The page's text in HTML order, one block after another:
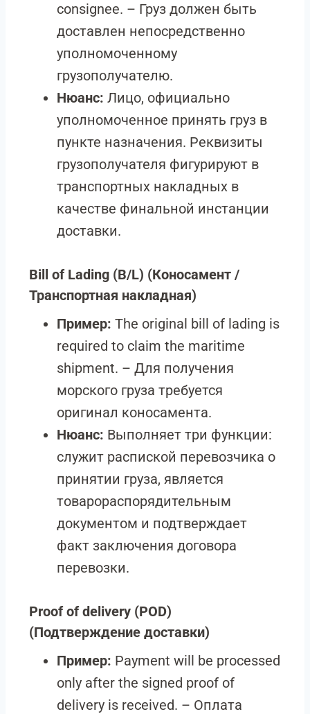
consignee. – Груз должен быть
доставлен непосредственно
уполномоченному
грузополучателю.
Нюанс: Лицо, официально
уполномоченное принять груз в
пункте назначения. Реквизиты
грузополучателя фигурируют в
транспортных накладных в
качестве финальной инстанции
доставки.
Bill of Lading (B/L) (Коносамент /
Транспортная накладная)
Пример: The original bill of lading is
required to claim the maritime
shipment. – Для получения
морского груза требуется
оригинал коносамента.
Нюанс: Выполняет три функции:
служит распиской перевозчика о
принятии груза, является
товарораспорядительным
документом и подтверждает
факт заключения договора
перевозки.
Proof of delivery (POD)
(Подтверждение доставки)
Пример: Payment will be processed
only after the signed proof of
delivery is received. – Оплата